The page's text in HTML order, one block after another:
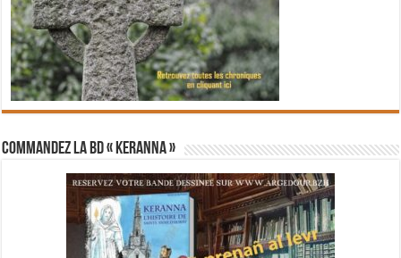
Commandez la BD « Keranna »